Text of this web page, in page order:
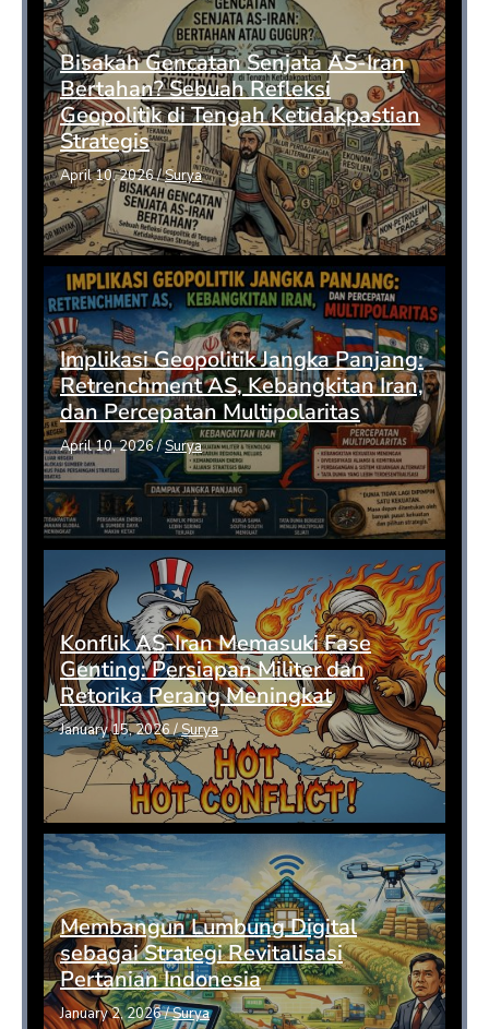
Bisakah Gencatan Senjata AS-Iran
Bertahan? Sebuah Refleksi
Geopolitik di Tengah Ketidakpastian
Strategis
April 10, 2026/Surya
Implikasi Geopolitik Jangka Panjang:
Retrenchment AS, Kebangkitan Iran,
dan Percepatan Multipolaritas
April 10, 2026/Surya
Konflik AS-Iran Memasuki Fase
Genting: Persiapan Militer dan
Retorika Perang Meningkat
January 15, 2026/Surya
Membangun Lumbung Digital
sebagai Strategi Revitalisasi
Pertanian Indonesia
January 2, 2026/Surya